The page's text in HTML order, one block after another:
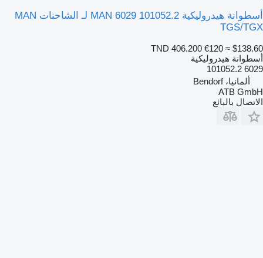
أسطوانة هيدروليكية MAN 6029 101052.2 لـ الشاحنات MAN
TGS/TGX
TND 406.200 €120 ≈ $138.60
أسطوانة هيدروليكية
6029 101052.2
ألمانيا، Bendorf
ATB GmbH
الاتصال بالبائع